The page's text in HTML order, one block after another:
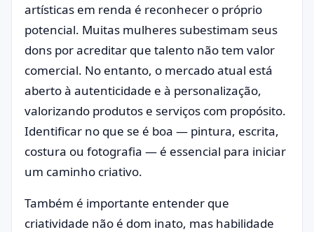
artísticas em renda é reconhecer o próprio
potencial. Muitas mulheres subestimam seus
dons por acreditar que talento não tem valor
comercial. No entanto, o mercado atual está
aberto à autenticidade e à personalização,
valorizando produtos e serviços com propósito.
Identificar no que se é boa — pintura, escrita,
costura ou fotografia — é essencial para iniciar
um caminho criativo.
Também é importante entender que
criatividade não é dom inato, mas habilidade